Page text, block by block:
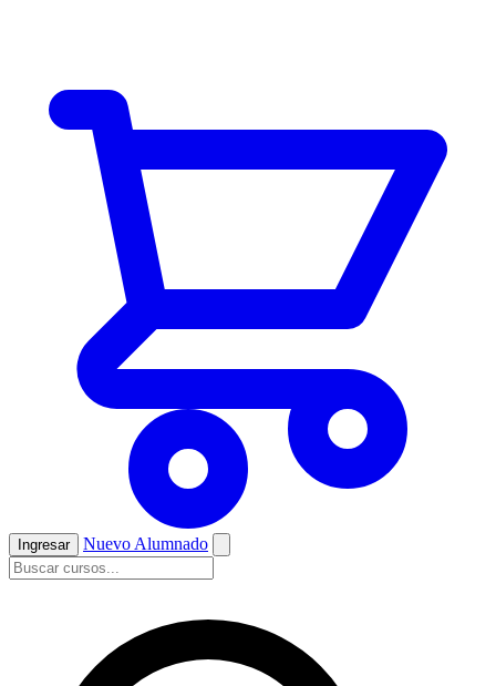
Ingresar Nuevo Alumnado